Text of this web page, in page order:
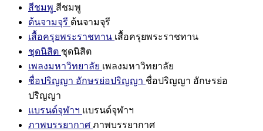
สีชมพู สีชมพู
ต้นจามจุรี ต้นจามจุรี
เสื้อครุยพระราชทาน เสื้อครุยพระราชทาน
ชุดนิสิต ชุดนิสิต
เพลงมหาวิทยาลัย เพลงมหาวิทยาลัย
ชื่อปริญญา อักษรย่อปริญญา ชื่อปริญญา อักษรย่อ
ปริญญา
แบรนด์จุฬาฯ แบรนด์จุฬาฯ
ภาพบรรยากาศ ภาพบรรยากาศ